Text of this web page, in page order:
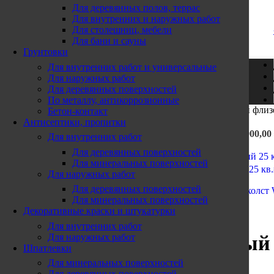
Skip to navigationSkip to main content
9:00
+7 (901) 585-20-91
+7 (495) 142-95-96
Проложить маршрут
г. Коломна, ТК «СТРОЙЛЕНД»
ул. Октябрьская дом 88а Строение 3, Павильон 45
Подробнее
Пн. – Вск:
9:00 - 19:00
+7 (925) 428-80-87
Проложить маршрут
Для деревянных полов, террас
Для внутренних и наружных работ
Для столешниц, мебели
Для бани и сауны
Грунтовки
Для внутренних работ и универсальные
Для наружных работ
Для деревянных поверхностей
По металлу, антикоррозионные
Бетон-контакт
Антисептики, пропитки
Для внутренних работ
Для деревянных поверхностей
Для минеральных поверхностей
Для наружных работ
Для деревянных поверхностей
Для минеральных поверхностей
Декоративные краски и штукатурки
Для внутренних работ
Для наружных работ
Шпатлевки
Для минеральных поверхностей
Главная страница»Магазин WELLTON FLIZ малярный
WELLTON LIGHT стеклообои, Паутинка W30 50кв.м. 3 900,00
Назад к товарам
Wellton Fliz WP 200 стеклохолст малярный грунтованный 25
Нажмите, чтобы увеличить
WELLTON FLIZ малярный